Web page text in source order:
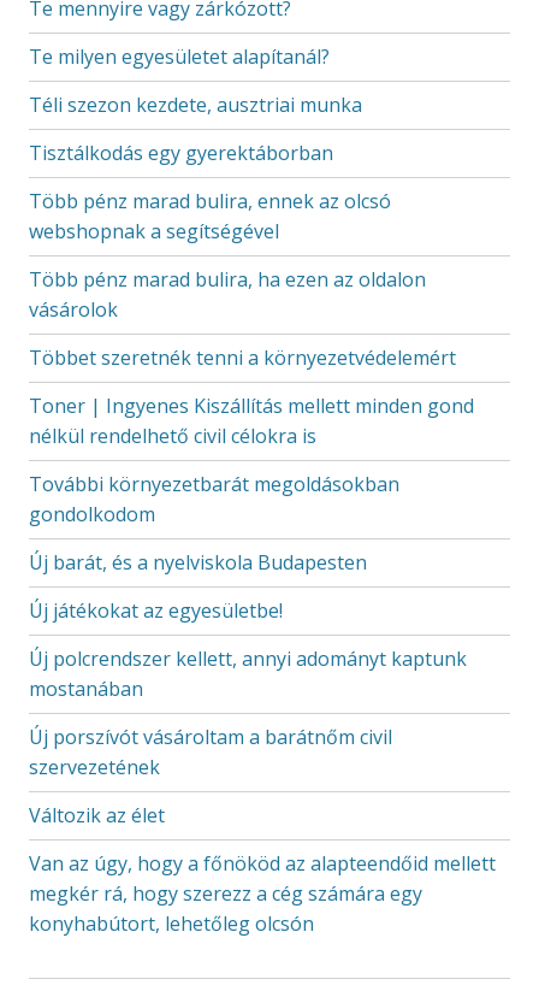
Te mennyire vagy zárkózott?
Te milyen egyesületet alapítanál?
Téli szezon kezdete, ausztriai munka
Tisztálkodás egy gyerektáborban
Több pénz marad bulira, ennek az olcsó
webshopnak a segítségével
Több pénz marad bulira, ha ezen az oldalon
vásárolok
Többet szeretnék tenni a környezetvédelemért
Toner | Ingyenes Kiszállítás mellett minden gond
nélkül rendelhető civil célokra is
További környezetbarát megoldásokban
gondolkodom
Új barát, és a nyelviskola Budapesten
Új játékokat az egyesületbe!
Új polcrendszer kellett, annyi adományt kaptunk
mostanában
Új porszívót vásároltam a barátnőm civil
szervezetének
Változik az élet
Van az úgy, hogy a főnököd az alapteendőid mellett
megkér rá, hogy szerezz a cég számára egy
konyhabútort, lehetőleg olcsón